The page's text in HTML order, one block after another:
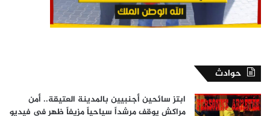
حوادث
ابتز سائحين أجنبيين بالمدينة العتيقة.. أمن
مراكش يوقف مرشداً سياحياً مزيفاً ظهر في فيديو